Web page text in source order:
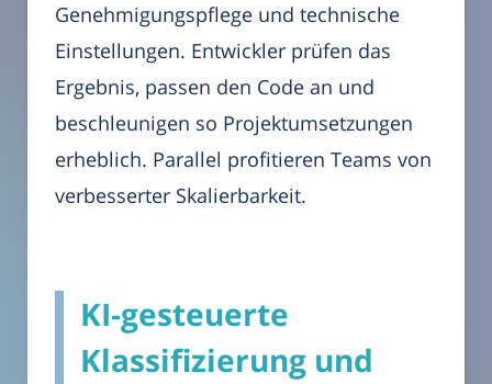
Genehmigungspflege und technische
Einstellungen. Entwickler prüfen das
Ergebnis, passen den Code an und
beschleunigen so Projektumsetzungen
erheblich. Parallel profitieren Teams von
verbesserter Skalierbarkeit.
KI-gesteuerte
Klassifizierung und